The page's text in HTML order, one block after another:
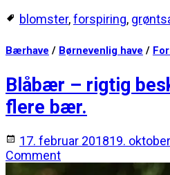
blomster,forspiring,
Bærhave / Børnevenlig have /
Blåbær – rigtig
flere bær.
17. februar 201819.
Comment